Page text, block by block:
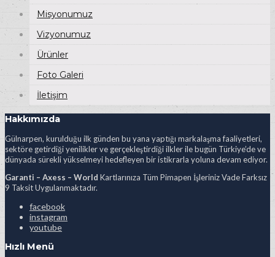
Misyonumuz
Vizyonumuz
Ürünler
Foto Galeri
İletişim
Hakkımızda
Gülnarpen, kurulduğu ilk günden bu yana yaptığı markalaşma faaliyetleri,
sektöre getirdiği yenilikler ve gerçekleştirdiği ilkler ile bugün Türkiye’de ve
dünyada sürekli yükselmeyi hedefleyen bir istikrarla yoluna devam ediyor.
Garanti – Axess – World Kartlarınıza Tüm Pimapen İşleriniz Vade Farksız
9 Taksit Uygulanmaktadır.
facebook
instagram
youtube
Hızlı Menü